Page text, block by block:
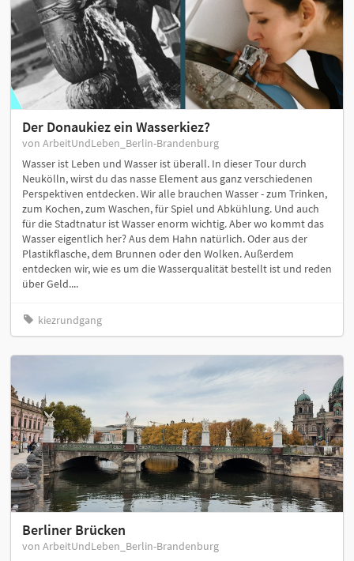
Der Donaukiez ein Wasserkiez?
von ArbeitUndLeben_Berlin-Brandenburg
Wasser ist Leben und Wasser ist überall. In dieser Tour durch
Neukölln, wirst du das nasse Element aus ganz verschiedenen
Perspektiven entdecken. Wir alle brauchen Wasser - zum Trinken,
zum Kochen, zum Waschen, für Spiel und Abkühlung. Und auch
für die Stadtnatur ist Wasser enorm wichtig. Aber wo kommt das
Wasser eigentlich her? Aus dem Hahn natürlich. Oder aus der
Plastikflasche, dem Brunnen oder den Wolken. Außerdem
entdecken wir, wie es um die Wasserqualität bestellt ist und reden
über Geld....
kiezrundgang
Berliner Brücken
von ArbeitUndLeben_Berlin-Brandenburg